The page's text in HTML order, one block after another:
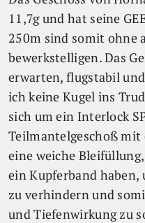
11,7g und hat seine
250m sind somit ohne
bewerkstelligen. Das
erwarten, flugstabil
ich keine Kugel ins
sich um ein Interlock
Teilmantelgeschoß
eine weiche
ein Kupferband
zu verhindern und
und Tiefenwirkung zu